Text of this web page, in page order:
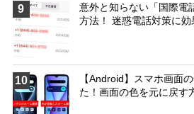
9
意外と知らない「国際電
方法！ 迷惑電話対策に効
10
【Android】スマホ画面
た！画面の色を元に戻す